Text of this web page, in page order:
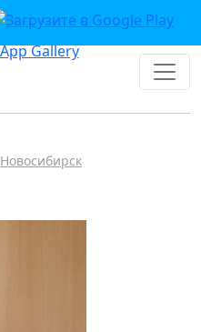
Новосибирск